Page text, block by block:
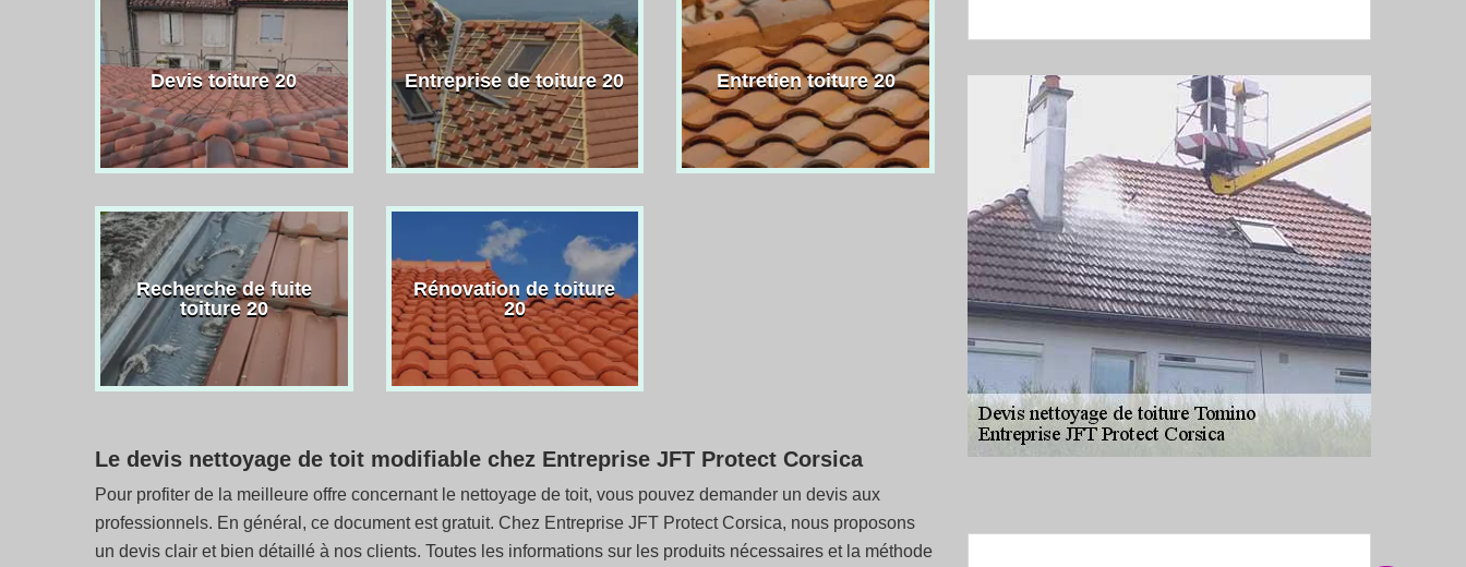
Devis toiture 20 Entreprise de toiture 20 Entretien toiture 20
Recherche de fuite
toiture 20
Rénovation de toiture
20
Le devis nettoyage de toit modifiable chez Entreprise JFT Protect Corsica
Pour profiter de la meilleure offre concernant le nettoyage de toit, vous pouvez demander un devis aux
professionnels. En général, ce document est gratuit. Chez Entreprise JFT Protect Corsica, nous proposons
un devis clair et bien détaillé à nos clients. Toutes les informations sur les produits nécessaires et la méthode